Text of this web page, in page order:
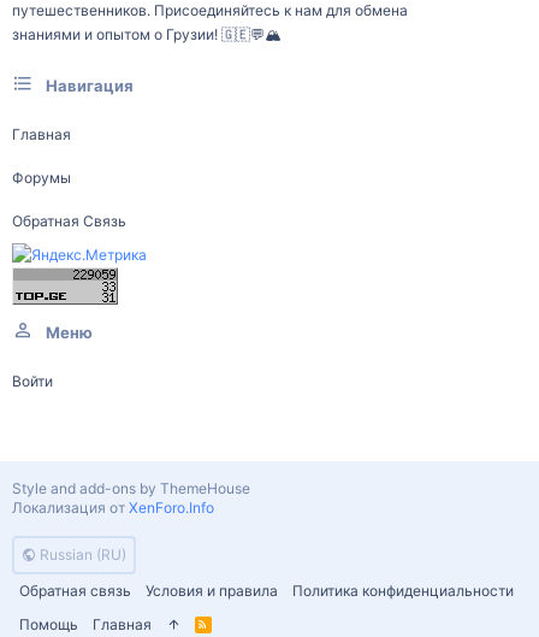
путешественников. Присоединяйтесь к нам для обмена
знаниями и опытом о Грузии! 🇬🇪💬🏔️
Навигация
Главная
Форумы
Обратная Связь
Меню
Войти
Russian (RU)
Обратная связь
Условия и правила
Политика конфиденциальности
Помощь
Главная
R
Style and add-ons by ThemeHouse
Локализация от XenForo.Info